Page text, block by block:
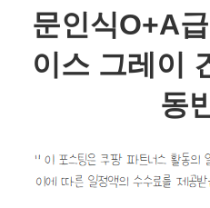
문인식O+A
이스 그레이
동